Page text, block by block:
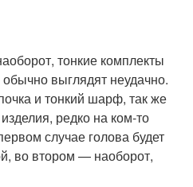
тонкие комплекты
выглядят неудачно.
и тонкий шарф, так же
редко на ком-то
случае голова будет
во втором — наоборот,